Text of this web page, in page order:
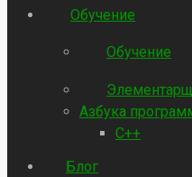
Обучение
Обучение
Азбука
C++
Блог